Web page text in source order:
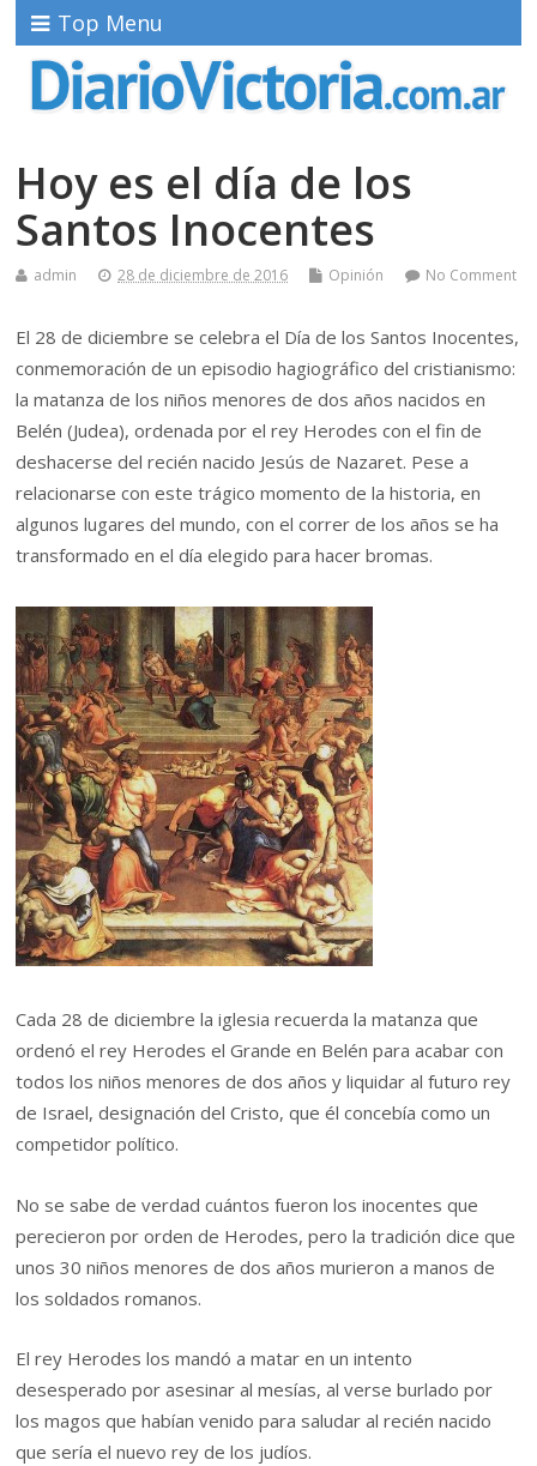
Top Menu
Hoy es el día de los
Santos Inocentes
admin 28 de diciembre de 2016 Opinión No Comment
El 28 de diciembre se celebra el Día de los Santos Inocentes,
conmemoración de un episodio hagiográfico del cristianismo:
la matanza de los niños menores de dos años nacidos en
Belén (Judea), ordenada por el rey Herodes con el fin de
deshacerse del recién nacido Jesús de Nazaret. Pese a
relacionarse con este trágico momento de la historia, en
algunos lugares del mundo, con el correr de los años se ha
transformado en el día elegido para hacer bromas.
Cada 28 de diciembre la iglesia recuerda la matanza que
ordenó el rey Herodes el Grande en Belén para acabar con
todos los niños menores de dos años y liquidar al futuro rey
de Israel, designación del Cristo, que él concebía como un
competidor político.
No se sabe de verdad cuántos fueron los inocentes que
perecieron por orden de Herodes, pero la tradición dice que
unos 30 niños menores de dos años murieron a manos de
los soldados romanos.
El rey Herodes los mandó a matar en un intento
desesperado por asesinar al mesías, al verse burlado por
los magos que habían venido para saludar al recién nacido
que sería el nuevo rey de los judíos.